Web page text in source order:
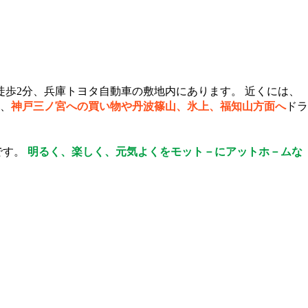
2分、兵庫トヨタ自動車の敷地内にあります。 近くには、
神戸三ノ宮への買い物や丹波篠山、氷上、福知山方面へドラ
。 明るく、楽しく、元気よくをモット－にアットホ－ムな